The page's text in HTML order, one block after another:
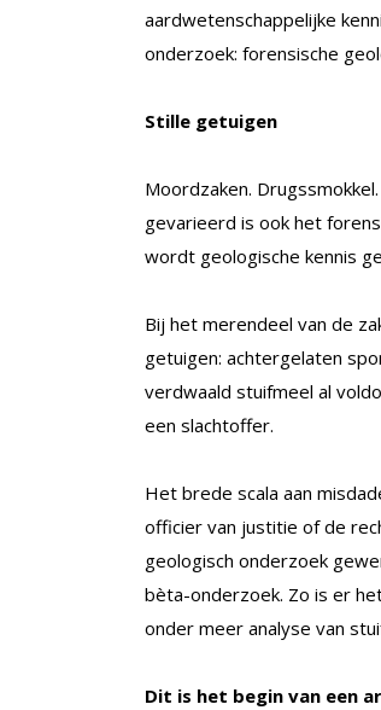
aardwetenschappelijke
onderzoek: forensische
Stille getuigen
Moordzaken.
gevarieerd is ook het
wordt geologische kennis
Bij het merendeel van de
getuigen: achtergelaten
verdwaald stuifmeel al
een slachtoffer.
Het brede scala aan
officier van justitie of de
geologisch onderzoek
bèta-onderzoek. Zo is er
onder meer analyse van
Dit is het begin van een